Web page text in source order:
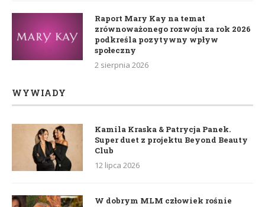
Raport Mary Kay na temat
zrównoważonego rozwoju za rok 2026
podkreśla pozytywny wpływ
społeczny
2 sierpnia 2026
WYWIADY
Kamila Kraska & Patrycja Panek.
Super duet z projektu Beyond Beauty
Club
12 lipca 2026
W dobrym MLM człowiek rośnie